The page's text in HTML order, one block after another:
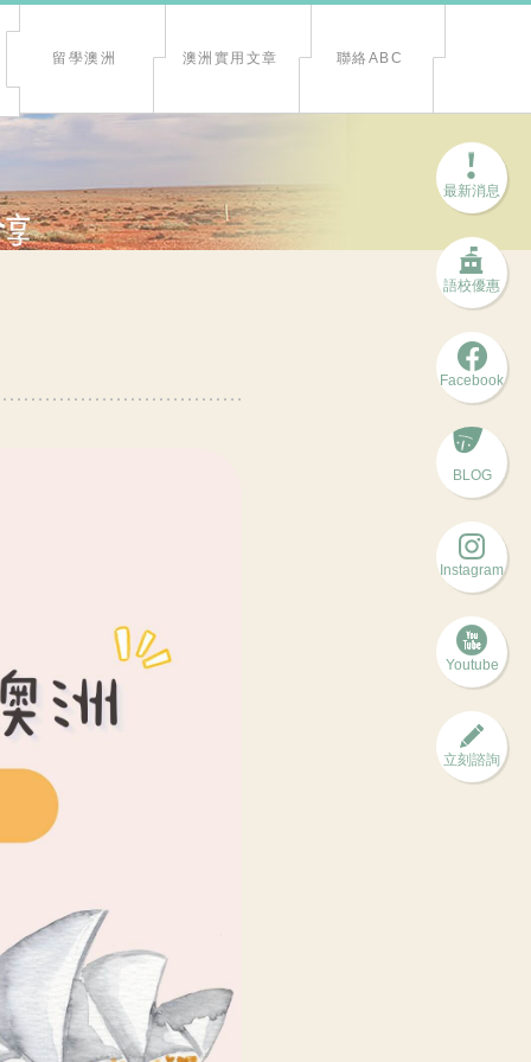
留學澳洲 澳洲實用文章 聯絡ABC
最新消息
語校優惠
Facebook
BLOG
Instagram
Youtube
立刻諮詢